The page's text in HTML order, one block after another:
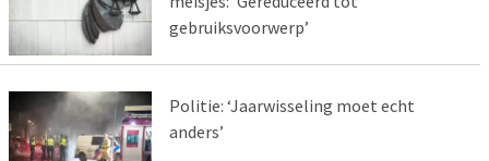
gebruiksvoorwerp’
Politie: ‘Jaarwisseling moet echt
anders’